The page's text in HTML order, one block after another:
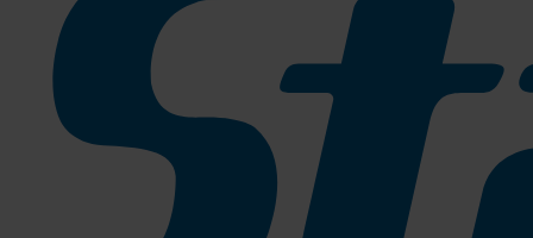
Aluminiumstiel 145 cm
204-450200115
Sofort lieferbar
Teleskopstiel 2 x 100 cm